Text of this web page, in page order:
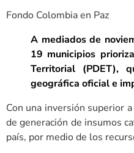
Fondo Colombia en Paz
A mediados de
19 municipios
Territorial (PDET),
geográfica oficial e
Con una inversión superior
de generación de insumos
país, por medio de los